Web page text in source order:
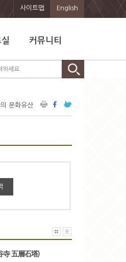
사이트맵 English
커뮤니티
문화유산
寺 五層石塔)